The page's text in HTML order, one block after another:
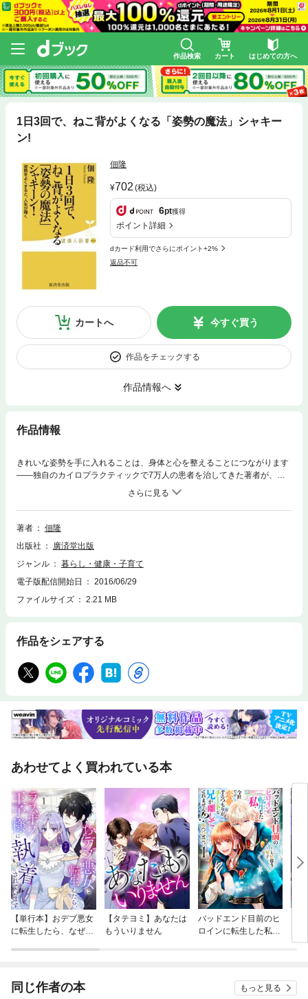
作品検索 カート はじめての方へ
1日3回で、ねこ背がよくなる「姿勢の魔法」シャキー
ン!
佃隆
702 (税込)
6pt獲得
ポイント詳細
dカード利用でさらにポイント+2%
返品不可
カートへ 今すぐ買う
作品をチェックする
作品情報へ
作品情報
きれいな姿勢を手に入れることは、身体と心を整えることにつながります
——独自のカイロプラクティックで7万人の患者を治してきた著者が、座
ることの多い現代人の生活に着目し、「姿勢の魔法」シャキーン! という
姿勢法を伝授。仕事や勉強、家事、スマホの操作など、現代生活は前かが
みになる時間帯が多いもの。1日3回「姿勢シャキーン! 」をするだけで骨
盤が起こされ、よい姿勢が維持できるようになります。
著者
佃隆
出版社
廣済堂出版
ジャンル
暮らし・健康・子育て
電子版配信開始日
2016/06/29
ファイルサイズ
2.21 MB
作品をシェアする
あわせてよく買われている本
【単行本】おデブ悪女
に転生したら、なぜか
【タテヨミ】あなたは
もういりません
バッドエンド目前のヒ
ロインに転生した私、
同じ作者の本 もっと見る